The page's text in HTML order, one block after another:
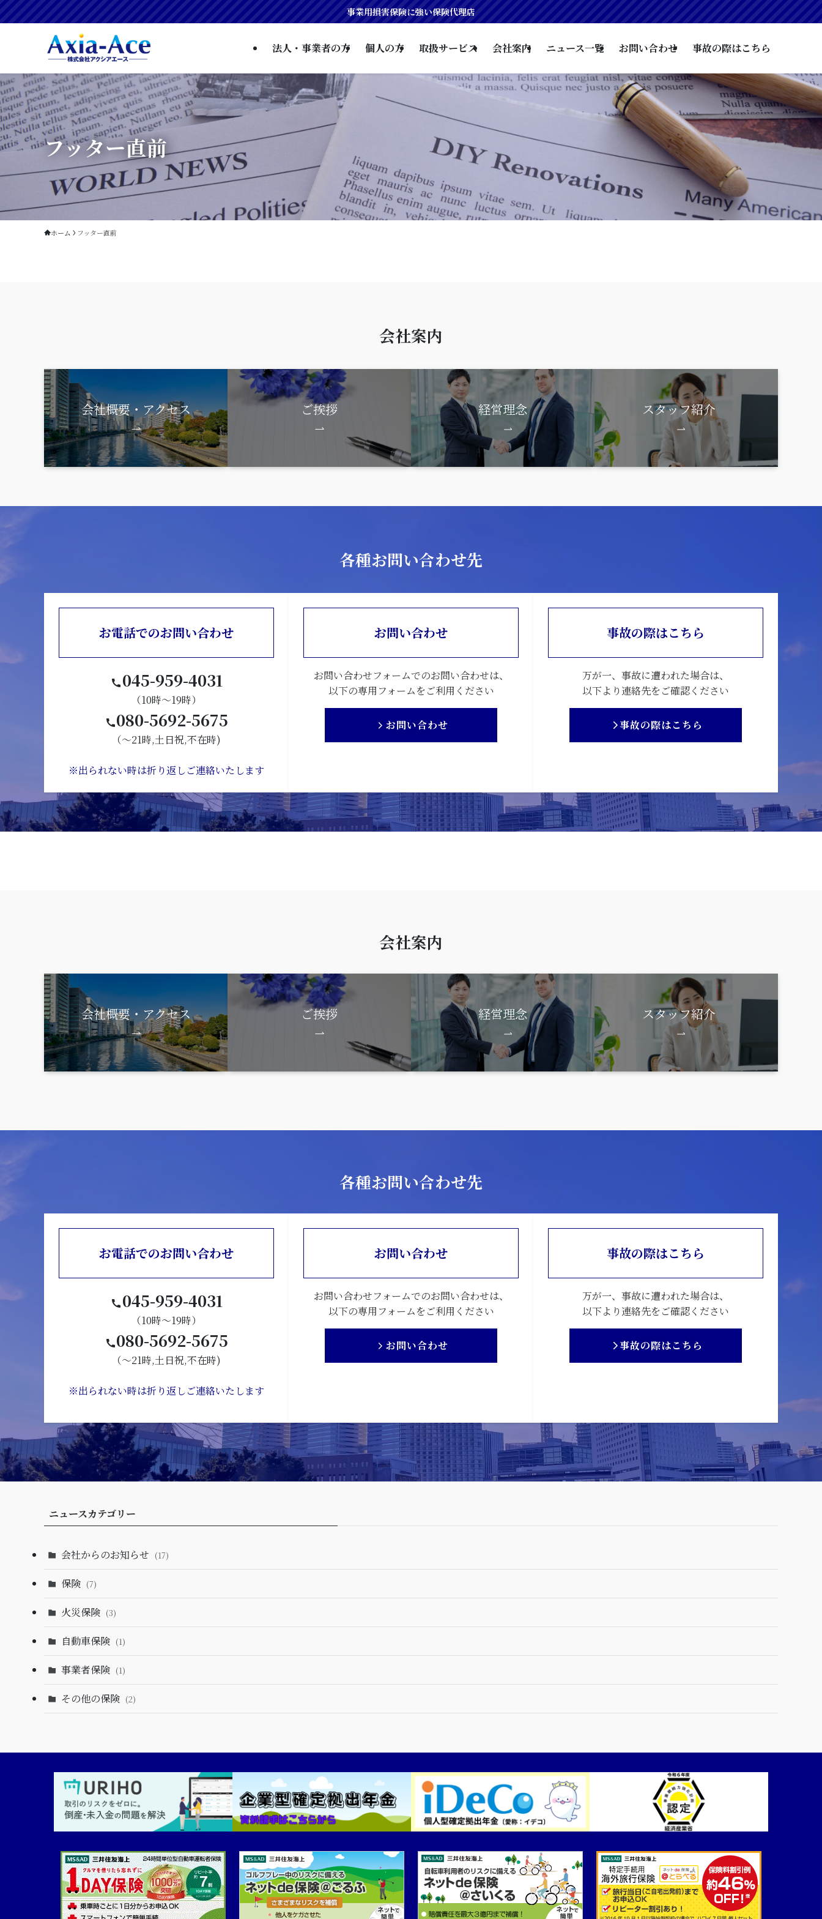
事業用損害保険に強い保険代理店
法人・事業者の方 個人の方 取扱サービス 会社案内 ニュース一覧 お問い合わせ 事故の際はこちら
フッター直前
ホーム フッター直前
会社案内
会社概要・アクセス ご挨拶 経営理念 スタッフ紹介
各種お問い合わせ先
お電話でのお問い合わせ
045-959-4031
（10時～19時）
080-5692-5675
（～21時,土日祝,不在時)
※出られない時は折り返しご連絡いたします
お問い合わせ
お問い合わせフォームでのお問い合わせは、
以下の専用フォームをご利用ください
お問い合わせ
事故の際はこちら
万が一、事故に遭われた場合は、
以下より連絡先をご確認ください
事故の際はこちら
会社案内
会社概要・アクセス ご挨拶 経営理念 スタッフ紹介
各種お問い合わせ先
お電話でのお問い合わせ
045-959-4031
（10時～19時）
080-5692-5675
（～21時,土日祝,不在時)
※出られない時は折り返しご連絡いたします
お問い合わせ
お問い合わせフォームでのお問い合わせは、
以下の専用フォームをご利用ください
お問い合わせ
事故の際はこちら
万が一、事故に遭われた場合は、
以下より連絡先をご確認ください
事故の際はこちら
ニュースカテゴリー
会社からのお知らせ (17)
保険 (7)
火災保険 (3)
自動車保険 (1)
事業者保険 (1)
その他の保険 (2)